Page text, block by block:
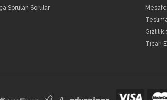
Sorulan Sorular
Gizlilik
Ticari